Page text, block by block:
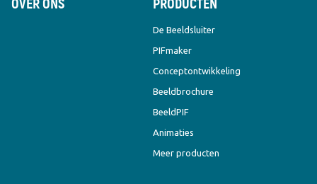
OVER ONS PRODUCTEN
De Beeldsluiter
PIFmaker
Conceptontwikkeling
Beeldbrochure
BeeldPIF
Animaties
Meer producten